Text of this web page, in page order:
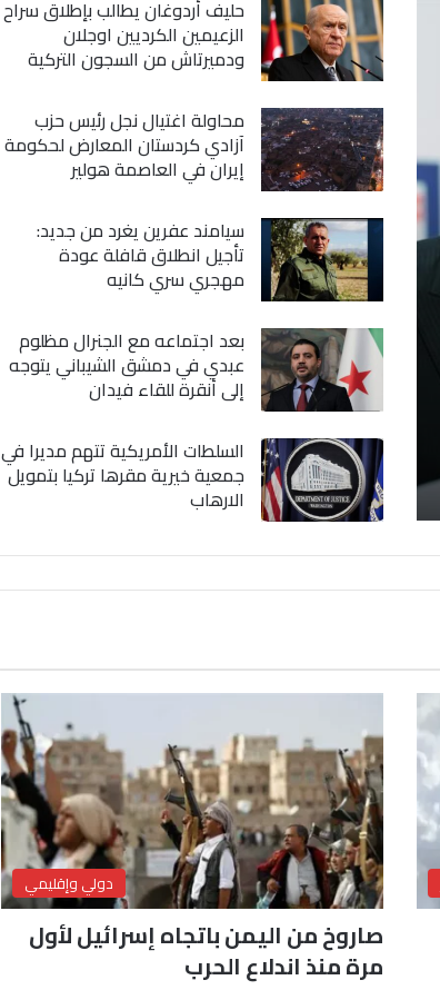
حليف أردوغان يطالب بإطلاق سراح
الزعيمين الكرديين اوجلان
ودميرتاش من السجون التركية
محاولة اغتيال نجل رئيس حزب
آزادي كردستان المعارض لحكومة
إيران في العاصمة هولير
سيامند عفرين يغرد من جديد:
تأجيل انطلاق قافلة عودة
مهجري سري كانيه
بعد اجتماعه مع الجنرال مظلوم
عبدي في دمشق الشيباني يتوجه
إلى أنقرة للقاء فيدان
السلطات الأمريكية تتهم مديرا في
جمعية خيرية مقرها تركيا بتمويل
الارهاب
دولي وإقليمي
صاروخ من اليمن باتجاه إسرائيل لأول
مرة منذ اندلاع الحرب